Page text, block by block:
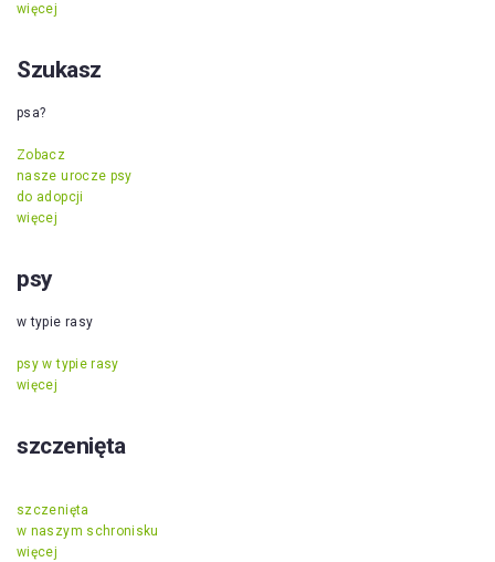
więcej
Szukasz
psa?
Zobacz
nasze urocze psy
do adopcji
więcej
psy
w typie rasy
psy w typie rasy
więcej
szczenięta
szczenięta
w naszym schronisku
więcej